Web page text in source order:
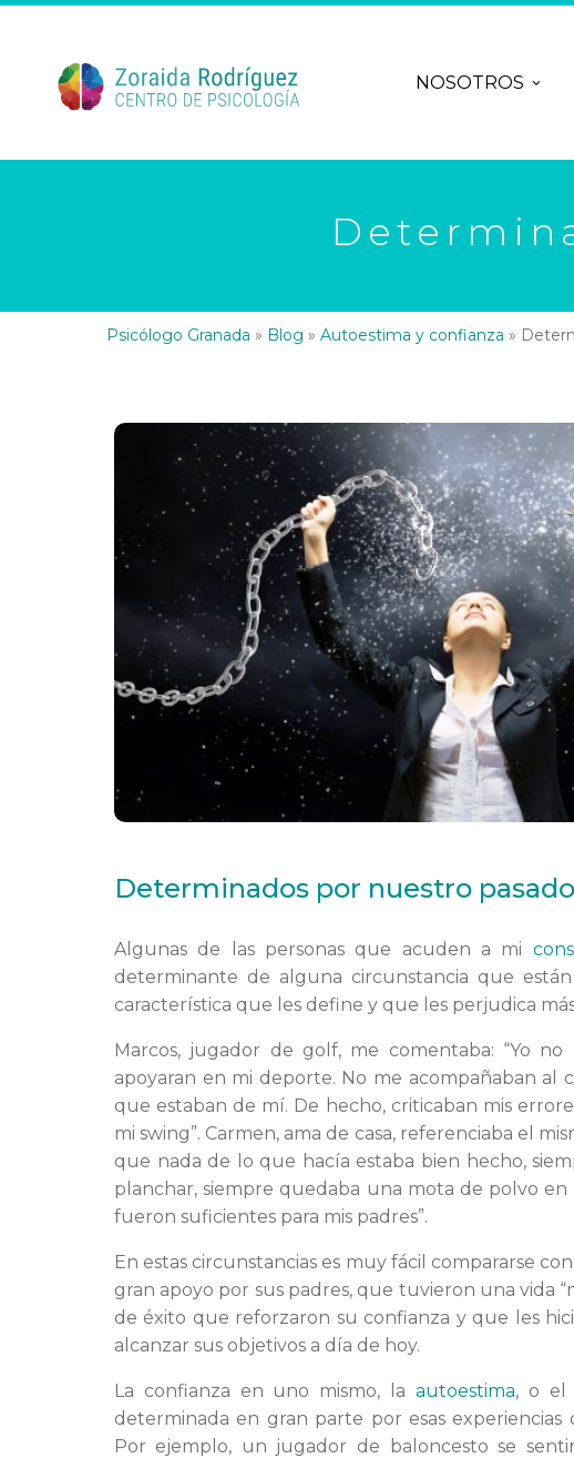
NOSOTROS
Psicólogo Granada » Blog » Autoestima y confianza »
Determinados por nuestro pasado
Algunas de las personas que acuden a mi
determinante de alguna circunstancia que
característica que les define y que les perjudica
Marcos, jugador de golf, me comentaba: “Yo
apoyaran en mi deporte. No me acompañaban al
que estaban de mí. De hecho, criticaban mis
mi swing”. Carmen, ama de casa, referenciaba el
que nada de lo que hacía estaba bien hecho,
planchar, siempre quedaba una mota de polvo
fueron suficientes para mis padres”.
En estas circunstancias es muy fácil compararse
gran apoyo por sus padres, que tuvieron una vida
de éxito que reforzaron su confianza y que les
alcanzar sus objetivos a día de hoy.
La confianza en uno mismo, la autoestima, o el
determinada en gran parte por esas
Por ejemplo, un jugador de baloncesto se